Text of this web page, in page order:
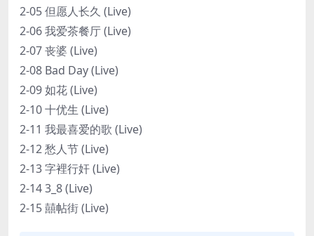
2-05 但愿人长久 (Live)
2-06 我爱茶餐厅 (Live)
2-07 丧婆 (Live)
2-08 Bad Day (Live)
2-09 如花 (Live)
2-10 十优生 (Live)
2-11 我最喜爱的歌 (Live)
2-12 愁人节 (Live)
2-13 字裡行奸 (Live)
2-14 3_8 (Live)
2-15 囍帖街 (Live)